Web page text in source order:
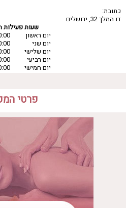
כתובת:
דו המלך 32, ירושלים
שעות
יום ראשון
- 17:00
יום שני
- 17:00
יום שלישי
- 17:00
יום רביעי
- 17:00
יום חמישי
- 17:00
פרטי
שעות פעילות הספא
10:00 - 17:00
10:00 - 17:00
יום שלישי
10:00 - 17:00
10:00 - 17:00
10:00 - 17:00